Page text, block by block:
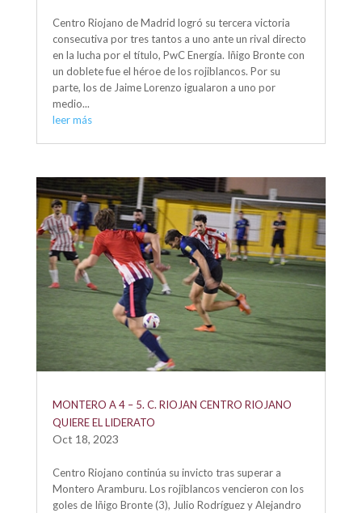
Centro Riojano de Madrid logró su tercera victoria
consecutiva por tres tantos a uno ante un rival directo
en la lucha por el título, PwC Energía. Iñigo Bronte con
un doblete fue el héroe de los rojiblancos. Por su
parte, los de Jaime Lorenzo igualaron a uno por
medio...
leer más
MONTERO A 4 – 5. C. RIOJAN CENTRO RIOJANO
QUIERE EL LIDERATO
Oct 18, 2023
Centro Riojano continúa su invicto tras superar a
Montero Aramburu. Los rojiblancos vencieron con los
goles de Iñigo Bronte (3), Julio Rodríguez y Alejandro